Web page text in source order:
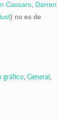
Cassaro Darren
) no es de
gráfico, General ,